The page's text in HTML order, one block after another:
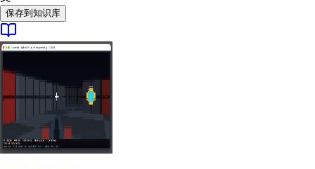
保存到知识库